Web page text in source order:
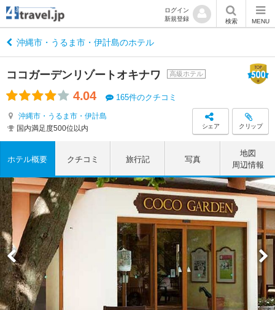
ログイン
新規登録
検索 MENU
沖縄市・うるま市・伊計島のホテル
ココガーデンリゾートオキナワ 高級ホテル
4.04 165件のクチコミ
沖縄市・うるま市・伊計島
国内満足度500位以内
シェア クリップ
ホテル概要 クチコミ 旅行記 写真
地図
周辺情報